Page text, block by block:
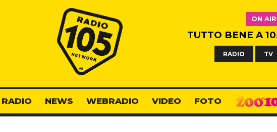
Radio 105
ON AIR
TUTTO BENE A
RADIO TV
RADIO NEWS WEBRADIO VIDEO FOTO